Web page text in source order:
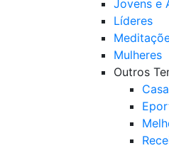
Jovens e
Líderes
Mulheres
Outros